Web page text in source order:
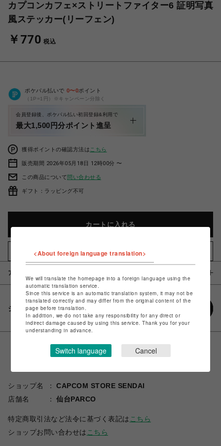
カプコンカフェ×ストリートファイター6 証明写真
風ステッカー(リーフェン)
￥770 税込
ポケパル払いで 0〜0ポイント
（1P=1円）※キャンペーン分除く
会員登録後、ポケパル払い初回登録&利用で
最大1,500円分ポイント進呈
獲得ポイントの確認方法は こちら
販売期間 2026年05月18日 12時00分 〜
この商品について問い合わせる
ギフト：ラッピング不可
カートに入れる
お気に入りアイテムに追加
アイテム説明 / 素材
シェアする
ショップ名
CAPCOM STORE SENDAI
店舗名
仙台PARCO
特定商取引法など法令に基づく表記は こちら
ショップお問い合わせは こちら
<About foreign language translation>
We will translate the homepage into a foreign language using the
automatic translation service.
Since this service is an automatic translation system, it may not be
translated correctly and may differ from the original content of the
page before translation.
In addition, we do not take any responsibility for any direct or
indirect damage caused by using this service. Thank you for your
understanding in advance.
Switch language Cancel